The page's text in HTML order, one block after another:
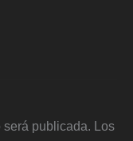
publicada. Los